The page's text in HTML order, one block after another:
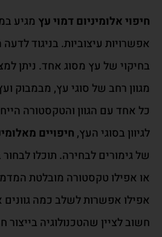
חיפוי אלומיניום דמוי עץ מגיע
אפשרויות עיצוביות. בניגוד
בחיקוי של עץ מסוג אחד. ניתן
מגוון רחב של סוגי עץ, מבמבוק
כל אחד עם הגוון והטקסטורה
לגיוון בסוגי העץ, חיפויים
של גימורים לבחירה. תוכלו לבחור
או אפילו טקסטורה מובלטת
אפילו אפשרות לשלב כמה גוונים
חשוב לציין שהטכנולוגיה בייצור